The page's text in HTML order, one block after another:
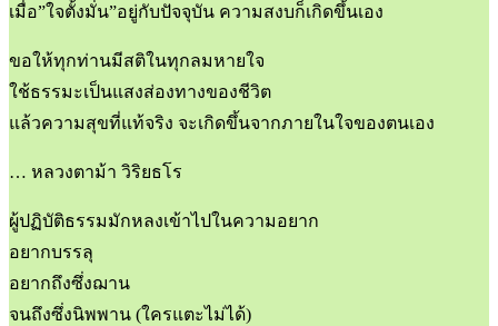
เมื่อ”ใจตั้งมั่น”อยู่กับปัจจุบัน ความสงบก็เกิดขึ้นเอง
ขอให้ทุกท่านมีสติในทุกลมหายใจ
ใช้ธรรมะเป็นแสงส่องทางของชีวิต
แล้วความสุขที่แท้จริง จะเกิดขึ้นจากภายในใจของตนเอง
… หลวงตาม้า วิริยธโร
ผู้ปฏิบัติธรรมมักหลงเข้าไปในความอยาก
อยากบรรลุ
อยากถึงซึ่งฌาน
จนถึงซึ่งนิพพาน (ใครแตะไม่ได้)